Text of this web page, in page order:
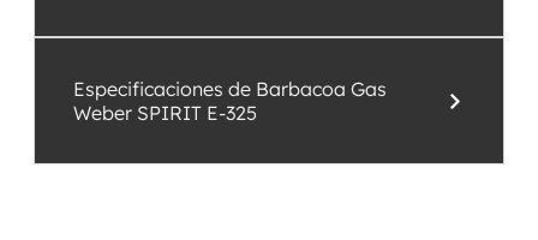
Especificaciones de Barbacoa Gas
Weber SPIRIT E-325